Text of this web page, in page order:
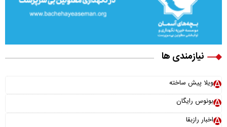
نیازمندی ها
ویلا پیش ساخته
بونوس رایگان
اخبار رازبقا